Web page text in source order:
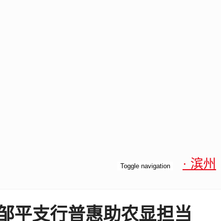
Toggle navigation · 滨州
平支行普惠助农显担当